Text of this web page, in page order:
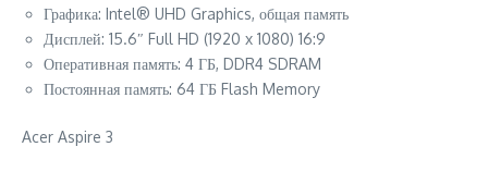
Графика: Intel® UHD Graphics, общая память
Дисплей: 15.6″ Full HD (1920 x 1080) 16:9
Оперативная память: 4 ГБ, DDR4 SDRAM
Постоянная память: 64 ГБ Flash Memory
Acer Aspire 3